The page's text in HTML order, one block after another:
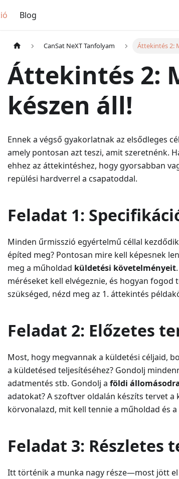
Blog
CanSat NeXT Tanfolyam Áttekintés 2:
Áttekintés 2:
készen áll!
Ennek a végső gyakorlatnak az elsődleges
amely pontosan azt teszi, amit szeretnénk.
ehhez az áttekintéshez, hogy gyorsabban
repülési hardverrel a csapatoddal.
Feladat 1:
Minden űrmisszió egyértelmű céllal
építed meg? Pontosan mire kell képesnek
meg a műholdad küldetési követelményeit
méréseket kell elvégeznie, és hogyan
szükséged, nézd meg az 1. áttekintés
Feladat 2: Előzetes
Most, hogy megvannak a küldetési céljaid,
a küldetésed teljesítéséhez? Gondolj
adatmentés stb. Gondolj a földi
adatokat? A szoftver oldalán készíts tervet
körvonalazd, mit kell tennie a műholdad és
Feladat 3: Részletes
Itt történik a munka nagy része—most jött el